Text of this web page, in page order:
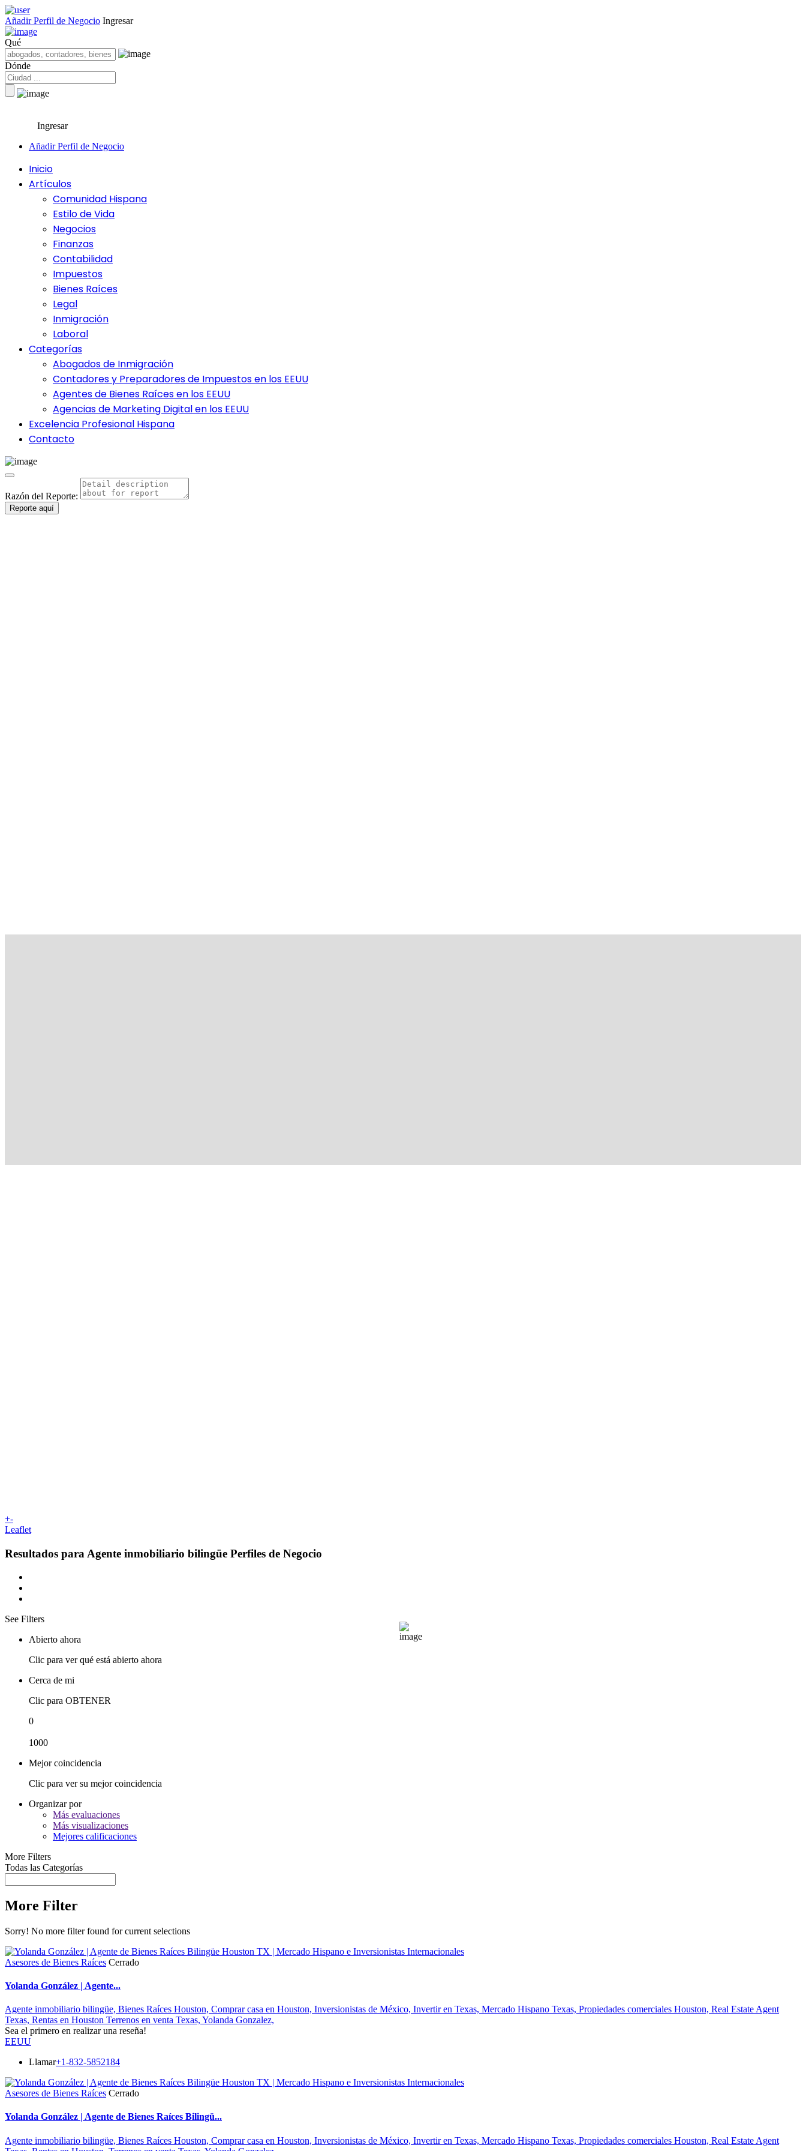
Añadir Perfil de Negocio Ingresar
Qué
Dónde
Ingresar
Añadir Perfil de Negocio
Inicio
Artículos
Comunidad Hispana
Estilo de Vida
Negocios
Finanzas
Contabilidad
Impuestos
Bienes Raíces
Legal
Inmigración
Laboral
Categorías
Abogados de Inmigración
Contadores y Preparadores de Impuestos en los EEUU
Agentes de Bienes Raíces en los EEUU
Agencias de Marketing Digital en los EEUU
Excelencia Profesional Hispana
Contacto
Razón del Reporte:
Reporte aquí
+-
Leaflet
Resultados para Agente inmobiliario bilingüe Perfiles de Negocio
See Filters
Abierto ahora
Clic para ver qué está abierto ahora
Cerca de mi
Clic para OBTENER
0
1000
Mejor coincidencia
Clic para ver su mejor coincidencia
Organizar por
Más evaluaciones
Más visualizaciones
Mejores calificaciones
More Filters
Todas las Categorías
More Filter
Sorry! No more filter found for current selections
Asesores de Bienes Raíces Cerrado
Yolanda González | Agente...
Agente inmobiliario bilingüe, Bienes Raíces Houston, Comprar casa en Houston, Inversionistas de México, Invertir en Texas, Mercado Hispano Texas, Propiedades comerciales Houston, Real Estate Agent
Texas, Rentas en Houston Terrenos en venta Texas, Yolanda Gonzalez,
Sea el primero en realizar una reseña!
EEUU
Llamar+1-832-5852184
Asesores de Bienes Raíces Cerrado
Yolanda González | Agente de Bienes Raíces Bilingü...
Agente inmobiliario bilingüe, Bienes Raíces Houston, Comprar casa en Houston, Inversionistas de México, Invertir en Texas, Mercado Hispano Texas, Propiedades comerciales Houston, Real Estate Agent